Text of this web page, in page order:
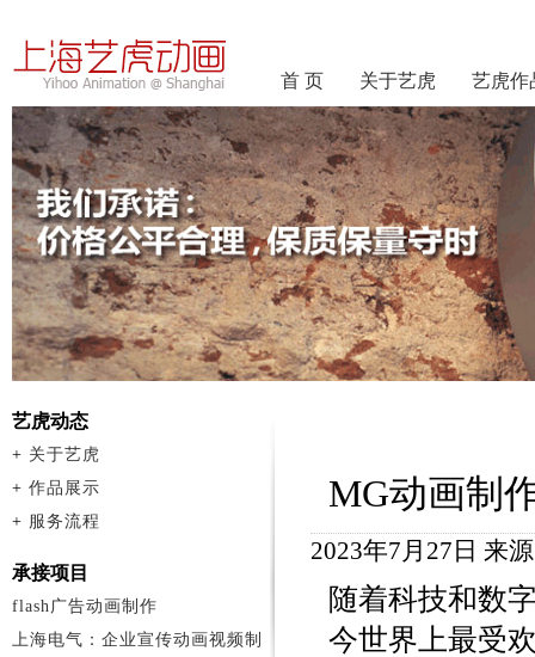
首 页 关于艺虎 艺虎作
MG动画制
2023年7月27日 来
随着科技和数
今世界上最受
艺虎动态
+ 关于艺虎
+ 作品展示
+ 服务流程
承接项目
flash广告动画制作
上海电气：企业宣传动画视频制